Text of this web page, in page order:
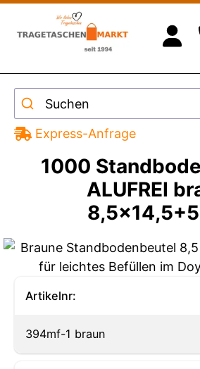
Suchen
Express-Anfrage
1000
ALUFREI
Artikelnr:
394mf-1 braun